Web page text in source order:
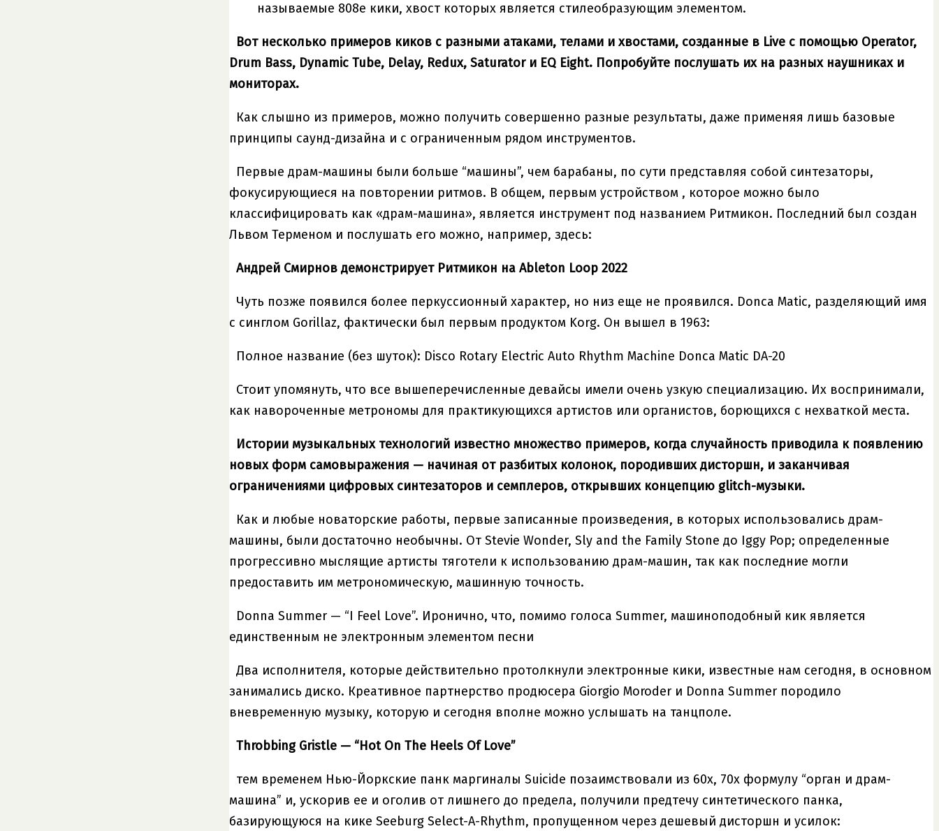
называемые 808е кики, хвост которых является стилеобразующим элементом.
Вот несколько примеров киков с разными атаками, телами и хвостами, созданные в Live с помощью Operator,
Drum Bass, Dynamic Tube, Delay, Redux, Saturator и EQ Eight. Попробуйте послушать их на разных наушниках и
мониторах.
Как слышно из примеров, можно получить совершенно разные результаты, даже применяя лишь базовые
принципы саунд-дизайна и с ограниченным рядом инструментов.
Первые драм-машины были больше “машины”, чем барабаны, по сути представляя собой синтезаторы,
фокусирующиеся на повторении ритмов. В общем, первым устройством , которое можно было
классифицировать как «драм-машина», является инструмент под названием Ритмикон. Последний был создан
Львом Терменом и послушать его можно, например, здесь:
Андрей Смирнов демонстрирует Ритмикон на Ableton Loop 2022
Чуть позже появился более перкуссионный характер, но низ еще не проявился. Donca Matic, разделяющий имя
с синглом Gorillaz, фактически был первым продуктом Korg. Он вышел в 1963:
Полное название (без шуток): Disco Rotary Electric Auto Rhythm Machine Donca Matic DA-20
Стоит упомянуть, что все вышеперечисленные девайсы имели очень узкую специализацию. Их воспринимали,
как навороченные метрономы для практикующихся артистов или органистов, борющихся с нехваткой места.
Истории музыкальных технологий известно множество примеров, когда случайность приводила к появлению
новых форм самовыражения — начиная от разбитых колонок, породивших дисторшн, и заканчивая
ограничениями цифровых синтезаторов и семплеров, открывших концепцию glitch-музыки.
Как и любые новаторские работы, первые записанные произведения, в которых использовались драм-
машины, были достаточно необычны. От Stevie Wonder, Sly and the Family Stone до Iggy Pop; определенные
прогрессивно мыслящие артисты тяготели к использованию драм-машин, так как последние могли
предоставить им метрономическую, машинную точность.
Donna Summer — “I Feel Love”. Иронично, что, помимо голоса Summer, машиноподобный кик является
единственным не электронным элементом песни
Два исполнителя, которые действительно протолкнули электронные кики, известные нам сегодня, в основном
занимались диско. Креативное партнерство продюсера Giorgio Moroder и Donna Summer породило
вневременную музыку, которую и сегодня вполне можно услышать на танцполе.
Throbbing Gristle — “Hot On The Heels Of Love”
тем временем Нью-Йоркские панк маргиналы Suicide позаимствовали из 60х, 70х формулу “орган и драм-
машина” и, ускорив ее и оголив от лишнего до предела, получили предтечу синтетического панка,
базирующуюся на кике Seeburg Select-A-Rhythm, пропущенном через дешевый дисторшн и усилок: